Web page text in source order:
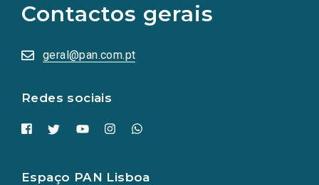
Contactos gerais
geral@pan.com.pt
Redes sociais
redes
sociais
numa
nova
Espaço PAN Lisboa